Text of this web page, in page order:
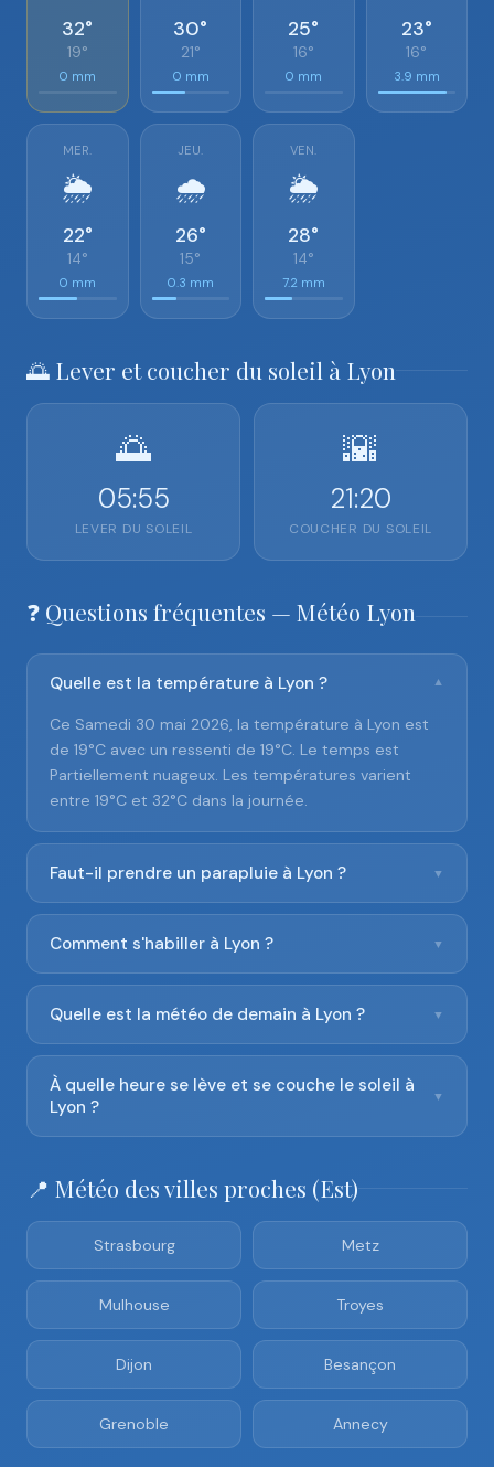
32°
19°
0 mm
30°
21°
0 mm
25°
16°
0 mm
23°
16°
3.9 mm
MER.
🌦️
22°
14°
0 mm
JEU.
🌧️
26°
15°
0.3 mm
VEN.
🌦️
28°
14°
7.2 mm
🌅 Lever et coucher du soleil à Lyon
🌅
05:55
LEVER DU SOLEIL
🌇
21:20
COUCHER DU SOLEIL
❓ Questions fréquentes — Météo Lyon
Quelle est la température à Lyon ? ▼
Ce Samedi 30 mai 2026, la température à Lyon est
de 19°C avec un ressenti de 19°C. Le temps est
Partiellement nuageux. Les températures varient
entre 19°C et 32°C dans la journée.
Faut-il prendre un parapluie à Lyon ? ▼
Comment s'habiller à Lyon ? ▼
Quelle est la météo de demain à Lyon ? ▼
À quelle heure se lève et se couche le soleil à
Lyon ?
▼
📍 Météo des villes proches (Est)
Strasbourg Metz
Mulhouse Troyes
Dijon Besançon
Grenoble Annecy